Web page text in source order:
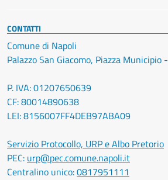
CONTATTI
Comune di Napoli
Palazzo San Giacomo, Piazza Municipio
P. IVA: 01207650639
CF: 80014890638
LEI: 8156007FF4DEB97ABA09
Servizio Protocollo, URP e Albo Pretorio
PEC: urp@pec.comune.napoli.it
Centralino unico:0817951111